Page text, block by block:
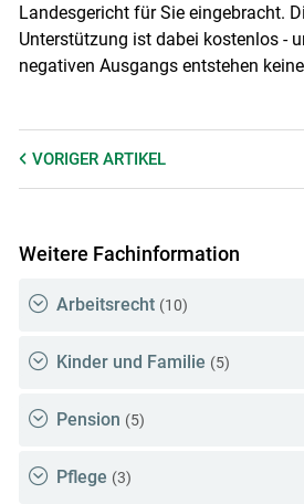
Landesgericht für Sie eingebracht.
Unterstützung ist dabei kostenlos -
negativen Ausgangs entstehen
VORIGER ARTIKEL
Weitere Fachinformation
Arbeitsrecht (10)
Kinder und Familie (5)
Pension (5)
Pflege (3)